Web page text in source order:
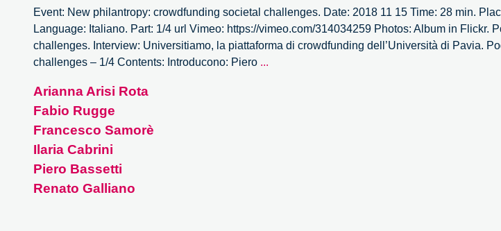
Event: New philantropy: crowdfunding societal challenges. Date: 2018 11 15 Time: 28 min.
Language: Italiano. Part: 1/4 url Vimeo: https://vimeo.com/314034259 Photos: Album in Flickr.
challenges. Interview: Universitiamo, la piattaforma di crowdfunding dell’Università di Pavia.
challenges – 1/4 Contents: Introducono: Piero ...
Arianna Arisi Rota
Fabio Rugge
Francesco Samorè
Ilaria Cabrini
Piero Bassetti
Renato Galliano